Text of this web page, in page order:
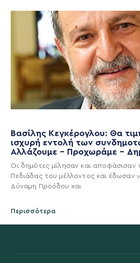
Βασίλης Κεγκέρογλου: Θα
ισχυρή εντολή των
Αλλάζουμε – Προχωράμε –
Οι δημότες μίλησαν και αποφάσισαν
Πεδιάδας του μέλλοντος και έδωσαν
Δύναμη Προόδου και
Περισσότερα